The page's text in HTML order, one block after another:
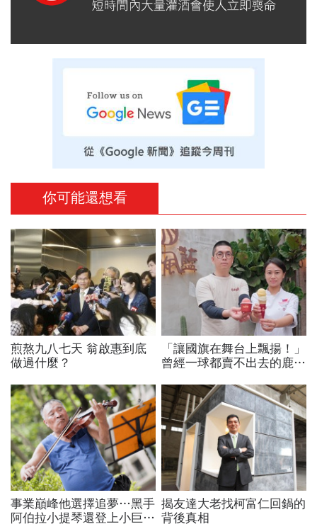
你可能還想看
煎熬九八七天 翁啟惠到底
做過什麼？
「讓國旗在舞台上飄揚！」
曾經一球都賣不出去的鹿港
利、勇奪世界冠軍？
事業巔峰他選擇追夢…黑手
阿伯拉小提琴還登上小巨
揭友達大老找柯富仁回鍋的
背後真相